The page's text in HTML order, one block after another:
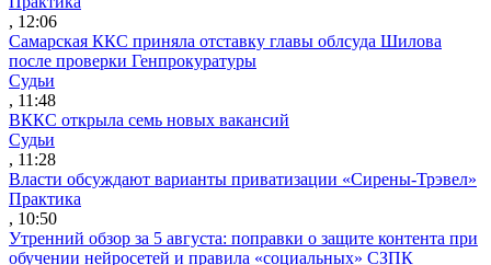
, 12:06
Самарская ККС приняла отставку главы облсуда Шилова
после проверки Генпрокуратуры
Судьи
, 11:48
ВККС открыла семь новых вакансий
Судьи
, 11:28
Власти обсуждают варианты приватизации «Сирены-Трэвел»
Практика
, 10:50
Утренний обзор за 5 августа: поправки о защите контента при
обучении нейросетей и правила «социальных» СЗПК